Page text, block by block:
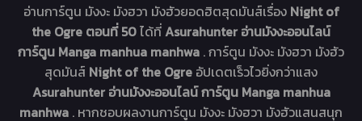
อ่านการ์ตูน มังงะ มังฮวา มังฮัวยอดฮิตสุดมันส์เรื่อง Night of
the Ogre ตอนที่ 50ได้ที่Asurahunter อ่านมังงะออนไลน์
การ์ตูน Manga manhua manhwa . การ์ตูน มังงะ มังฮวา มังฮัว
สุดมันส์ Night of the Ogre อัปเดตเร็วไวยิ่งกว่าแสง
Asurahunter อ่านมังงะออนไลน์ การ์ตูน Manga manhua
manhwa . หากชอบผลงานการ์ตูน มังงะ มังฮวา มังฮัวแสนสนุก